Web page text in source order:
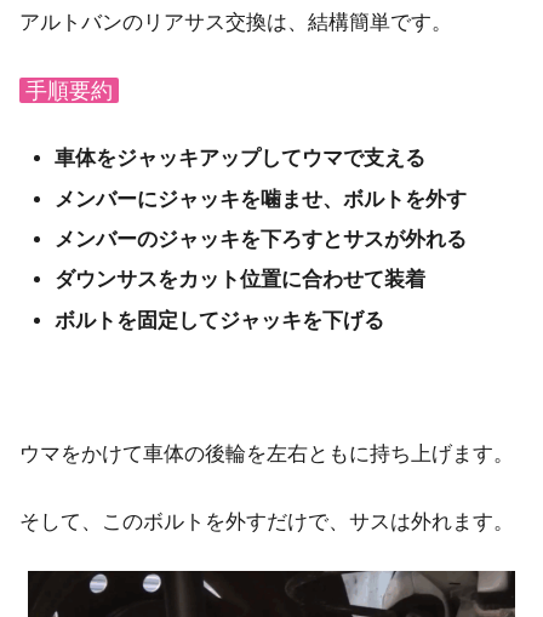
アルトバンのリアサス交換は、結構簡単です。
手順要約
車体をジャッキアップしてウマで支える
メンバーにジャッキを噛ませ、ボルトを外す
メンバーのジャッキを下ろすとサスが外れる
ダウンサスをカット位置に合わせて装着
ボルトを固定してジャッキを下げる
ウマをかけて車体の後輪を左右ともに持ち上げます。
そして、このボルトを外すだけで、サスは外れます。